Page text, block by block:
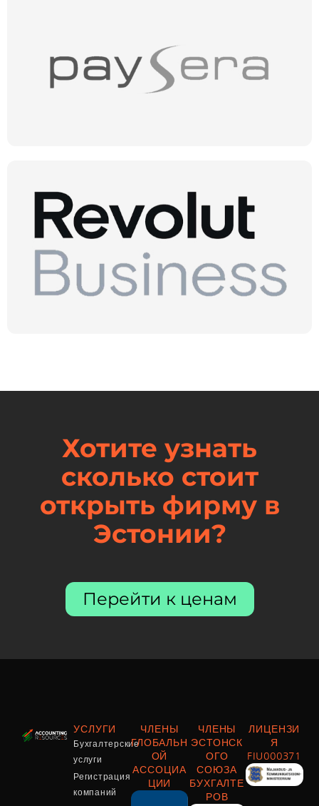
Хотите узнать
сколько стоит
открыть фирму в
Эстонии?
Перейти к ценам
УСЛУГИ
Бухгалтерские
услуги
Регистрация
компаний
ЧЛЕНЫ
ГЛОБАЛЬН
ОЙ
АССОЦИА
ЦИИ
ЧЛЕНЫ
ЭСТОНСК
ОГО
СОЮЗА
БУХГАЛТЕ
РОВ
ЛИЦЕНЗИ
Я
FIU000371